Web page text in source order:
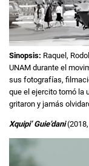
Sinopsis: Raquel,
UNAM durante el
sus fotografías,
que el ejercito tomó la
gritaron y jamás
Xquipi’ Guie’dani(2018,